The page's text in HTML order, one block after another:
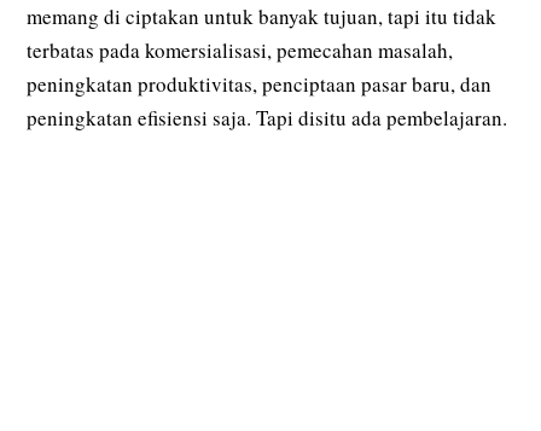
memang di ciptakan untuk banyak tujuan, tapi itu tidak
terbatas pada komersialisasi, pemecahan masalah,
peningkatan produktivitas, penciptaan pasar baru, dan
peningkatan efisiensi saja. Tapi disitu ada pembelajaran.